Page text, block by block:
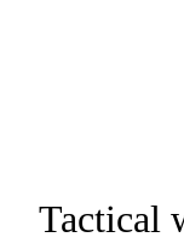
Tactical